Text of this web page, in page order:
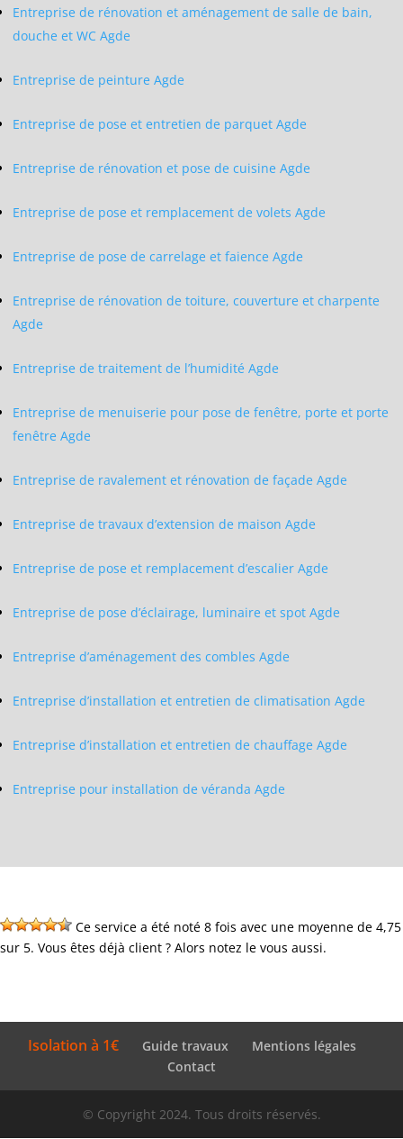
Entreprise de rénovation et aménagement de salle de bain,
douche et WC Agde
Entreprise de peinture Agde
Entreprise de pose et entretien de parquet Agde
Entreprise de rénovation et pose de cuisine Agde
Entreprise de pose et remplacement de volets Agde
Entreprise de pose de carrelage et faience Agde
Entreprise de rénovation de toiture, couverture et charpente
Agde
Entreprise de traitement de l’humidité Agde
Entreprise de menuiserie pour pose de fenêtre, porte et porte
fenêtre Agde
Entreprise de ravalement et rénovation de façade Agde
Entreprise de travaux d’extension de maison Agde
Entreprise de pose et remplacement d’escalier Agde
Entreprise de pose d’éclairage, luminaire et spot Agde
Entreprise d’aménagement des combles Agde
Entreprise d’installation et entretien de climatisation Agde
Entreprise d’installation et entretien de chauffage Agde
Entreprise pour installation de véranda Agde
Ce service a été noté 8 fois avec une moyenne de 4,75
sur 5. Vous êtes déjà client ? Alors notez le vous aussi.
Isolation à 1€ Guide travaux
Mentions légales
Contact
© Copyright 2024. Tous droits réservés.